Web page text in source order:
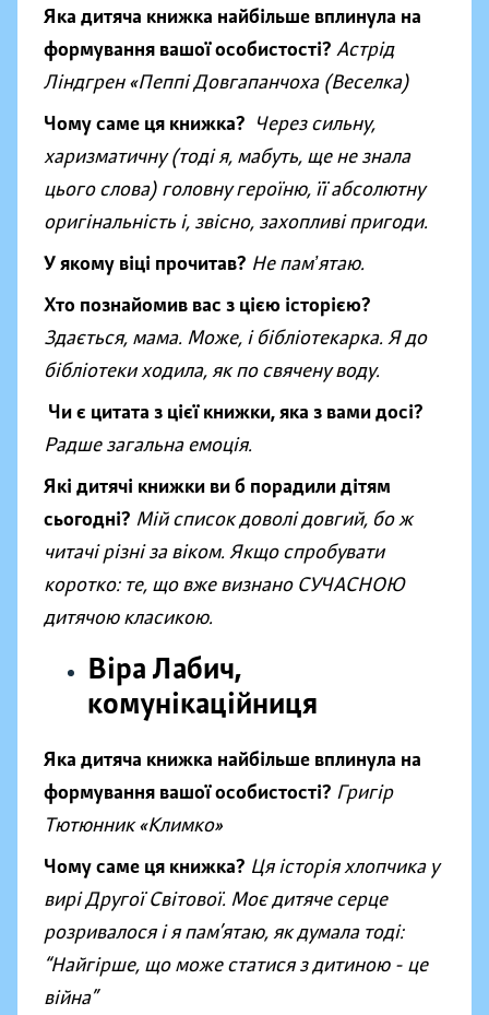
Яка дитяча книжка найбільше вплинула на
формування вашої особистості? Астрід
Ліндгрен «Пеппі Довгапанчоха (Веселка)
Чому саме ця книжка? Через сильну,
харизматичну (тоді я, мабуть, ще не знала
цього слова) головну героїню, її абсолютну
оригінальність і, звісно, захопливі пригоди.
У якому віці прочитав? Не памʼятаю.
Хто познайомив вас з цією історією?
Здається, мама. Може, і бібліотекарка. Я до
бібліотеки ходила, як по свячену воду.
Чи є цитата з цієї книжки, яка з вами досі?
Радше загальна емоція.
Які дитячі книжки ви б порадили дітям
сьогодні? Мій список доволі довгий, бо ж
читачі різні за віком. Якщо спробувати
коротко: те, що вже визнано СУЧАСНОЮ
дитячою класикою.
Віра Лабич,
комунікаційниця
Яка дитяча книжка найбільше вплинула на
формування вашої особистості? Григір
Тютюнник «Климко»
Чому саме ця книжка? Ця історія хлопчика у
вирі Другої Світової. Моє дитяче серце
розривалося і я пам’ятаю, як думала тоді:
“Найгірше, що може статися з дитиною - це
війна”